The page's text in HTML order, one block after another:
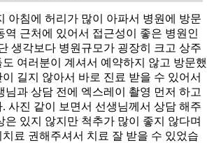
아침에 허리가 많이 아파서 병원에 방문
역 근처에 있어서 접근성이 좋은 병원인
생각보다 병원규모가 굉장히 크고 상주
여러분이 계셔서 예약하지 않고 방문했
길지 않아서 바로 진료 받을 수 있어서
님과 상담 전에 엑스레이 촬영 먼저 하고
사진 같이 보면서 선생님께서 상담 해주
은 있지 않지만 척추가 많이 좋지 않다며
료 권해주셔서 치료 잘 받을 수 있었습